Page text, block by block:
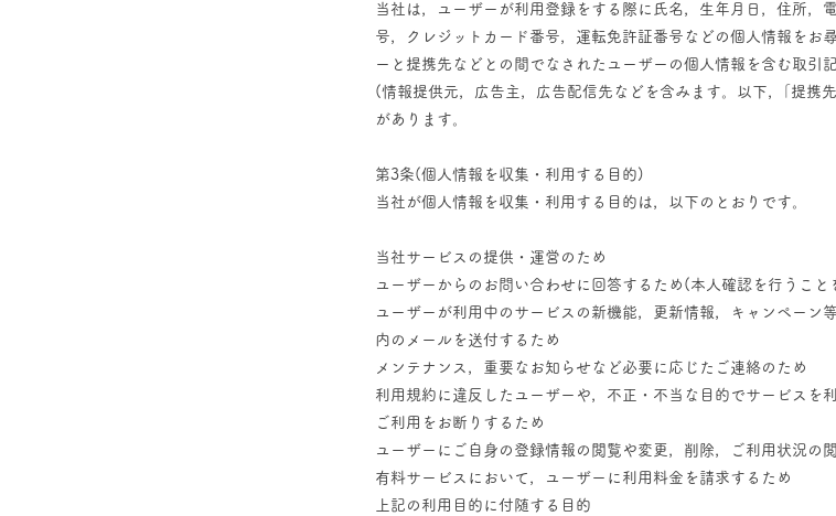
当社は，ユーザーが利用登録をする際に氏名，生年月日，住所，
号，クレジットカード番号，運転免許証番号などの個人情報をお
ーと提携先などとの間でなされたユーザーの個人情報を含む取引
(情報提供元，広告主，広告配信先などを含みます。以下，｢提携
があります。
第3条(個人情報を収集・利用する目的)
当社が個人情報を収集・利用する目的は，以下のとおりです。
当社サービスの提供・運営のため
ユーザーからのお問い合わせに回答するため(本人確認を行うこと
ユーザーが利用中のサービスの新機能，更新情報，キャンペーン
内のメールを送付するため
メンテナンス，重要なお知らせなど必要に応じたご連絡のため
利用規約に違反したユーザーや，不正・不当な目的でサービスを
ご利用をお断りするため
ユーザーにご自身の登録情報の閲覧や変更，削除，ご利用状況の
有料サービスにおいて，ユーザーに利用料金を請求するため
上記の利用目的に付随する目的